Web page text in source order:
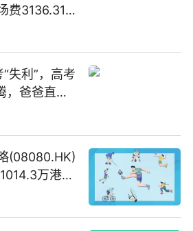
费3136.31
失利”，高考
，爸爸直呼
(08080.HK)
万港元